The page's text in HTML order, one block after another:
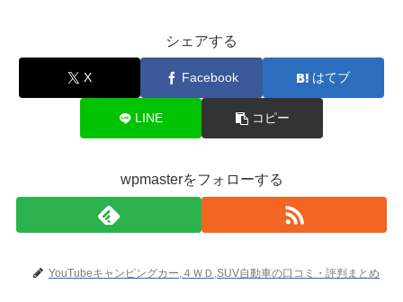
シェアする
X Facebook はてブ
LINE コピー
wpmasterをフォローする
YouTubeキャンピングカー,４ＷＤ,SUV自動車の口コミ・評判まとめ